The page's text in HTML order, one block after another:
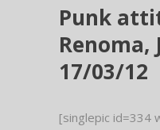
Punk
Renoma,
17/03/12
[singlepic id=334